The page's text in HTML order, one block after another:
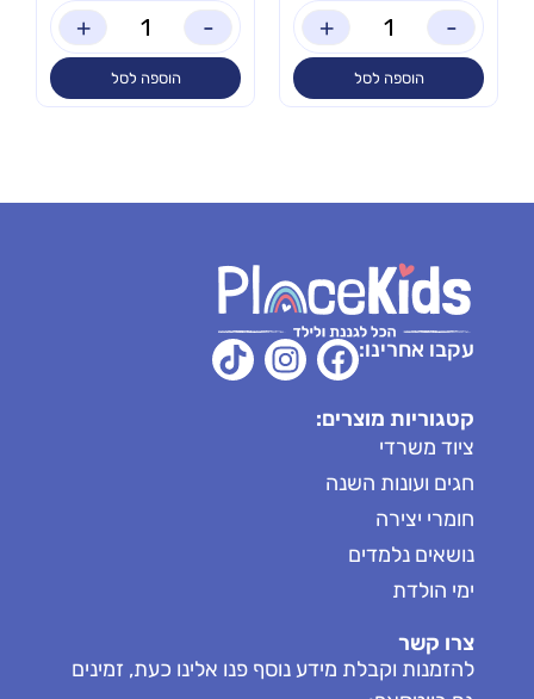
-
+
הוספה לסל
-
+
הוספה לסל
עקבו אחרינו:
קטגוריות מוצרים:
ציוד משרדי
חגים ועונות השנה
חומרי יצירה
נושאים נלמדים
ימי הולדת
צרו קשר
להזמנות וקבלת מידע נוסף פנו אלינו כעת, זמינים